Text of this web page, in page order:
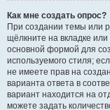
Как мне создать опрос?
При создании темы или
щёлкните на вкладке
основной формой для
используемого стиля;
не имеете прав на
варианта ответа в
вариант находится на
можете задать